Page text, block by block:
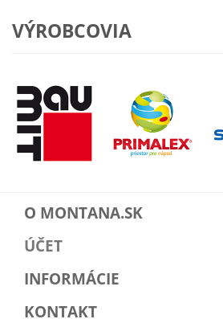
VÝROBCOVIA
O MONTANA.SK
ÚČET
INFORMÁCIE
KONTAKT